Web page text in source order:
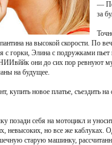
—
за
на высокой скорости. По
с горки, Элина с подружками
они до сих пор ревнуют
на будущее.
новое платье, съездить
позади себя на мотоцикл и
невысоких, но все же каблуках.
старую машинку,